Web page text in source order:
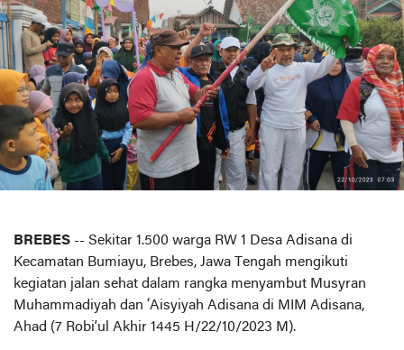
BREBES -- Sekitar 1.500 warga RW 1 Desa Adisana di
Kecamatan Bumiayu, Brebes, Jawa Tengah mengikuti
kegiatan jalan sehat dalam rangka menyambut Musyran
Muhammadiyah dan ‘Aisyiyah Adisana di MIM Adisana,
Ahad (7 Robi’ul Akhir 1445 H/22/10/2023 M).